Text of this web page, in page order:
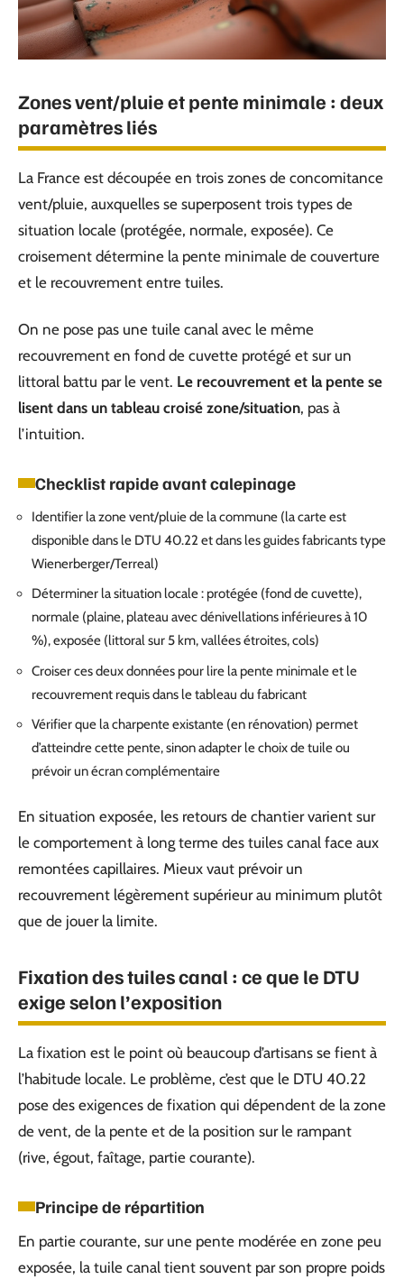
Zones vent/pluie et pente minimale : deux
paramètres liés
La France est découpée en trois zones de concomitance
vent/pluie, auxquelles se superposent trois types de
situation locale (protégée, normale, exposée). Ce
croisement détermine la pente minimale de couverture
et le recouvrement entre tuiles.
On ne pose pas une tuile canal avec le même
recouvrement en fond de cuvette protégé et sur un
littoral battu par le vent. Le recouvrement et la pente se
lisent dans un tableau croisé zone/situation, pas à
l’intuition.
Checklist rapide avant calepinage
Identifier la zone vent/pluie de la commune (la carte est
disponible dans le DTU 40.22 et dans les guides fabricants type
Wienerberger/Terreal)
Déterminer la situation locale : protégée (fond de cuvette),
normale (plaine, plateau avec dénivellations inférieures à 10
%), exposée (littoral sur 5 km, vallées étroites, cols)
Croiser ces deux données pour lire la pente minimale et le
recouvrement requis dans le tableau du fabricant
Vérifier que la charpente existante (en rénovation) permet
d’atteindre cette pente, sinon adapter le choix de tuile ou
prévoir un écran complémentaire
En situation exposée, les retours de chantier varient sur
le comportement à long terme des tuiles canal face aux
remontées capillaires. Mieux vaut prévoir un
recouvrement légèrement supérieur au minimum plutôt
que de jouer la limite.
Fixation des tuiles canal : ce que le DTU
exige selon l’exposition
La fixation est le point où beaucoup d’artisans se fient à
l’habitude locale. Le problème, c’est que le DTU 40.22
pose des exigences de fixation qui dépendent de la zone
de vent, de la pente et de la position sur le rampant
(rive, égout, faîtage, partie courante).
Principe de répartition
En partie courante, sur une pente modérée en zone peu
exposée, la tuile canal tient souvent par son propre poids